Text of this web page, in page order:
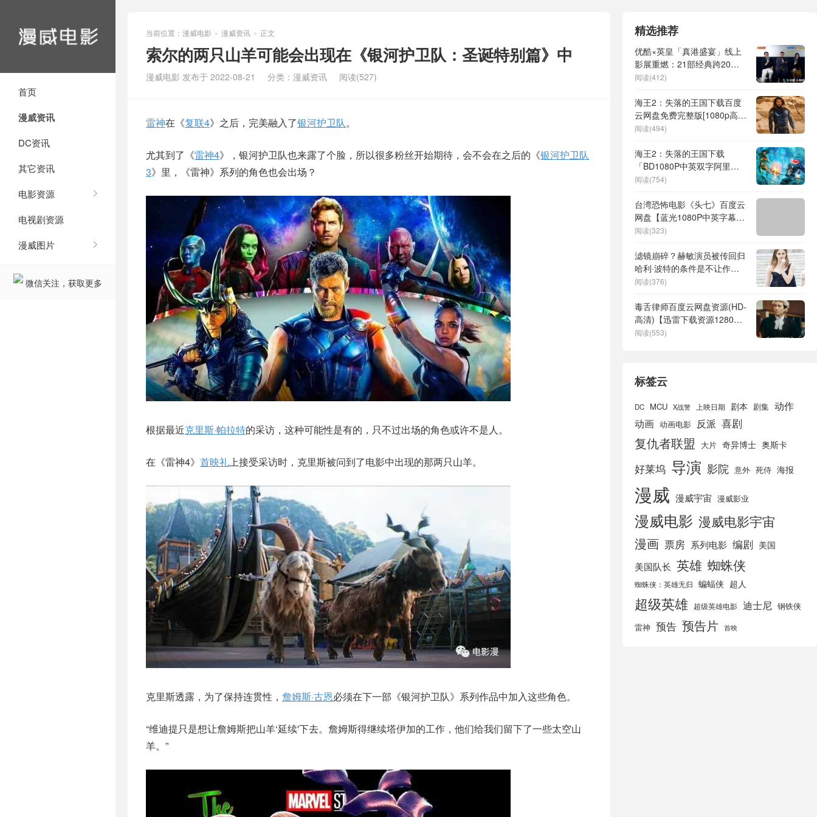
首页
漫威资讯
DC资讯
其它资讯
电影资源
电视剧资源
漫威图片
微信关注，获取更多
当前位置： 漫威电影 > 漫威资讯 > 正文
索尔的两只山羊可能会出现在《银河护卫队：圣诞特别篇》中
漫威电影 发布于 2022-08-21 分类： 漫威资讯 阅读(527)
雷神在《复联4》之后，完美融入了银河护卫队。
尤其到了《雷神4》，银河护卫队也来露了个脸，所以很多粉丝开始期待，会不会在之后的《银河护卫队
3》里，《雷神》系列的角色也会出场？
根据最近克里斯·帕拉特的采访，这种可能性是有的，只不过出场的角色或许不是人。
在《雷神4》 首映礼上接受采访时，克里斯被问到了电影中出现的那两只山羊。
克里斯透露，为了保持连贯性， 詹姆斯·古恩必须在下一部《银河护卫队》系列作品中加入这些角色。
“维迪提只是想让詹姆斯把山羊‘延续'下去。詹姆斯得继续塔伊加的工作，他们给我们留下了一些太空山
羊。”
精选推荐
优酷×英皇「真港盛宴」线上
影展重燃：21部经典跨20
年，陈茂贤《破界》沙龙解码
阅读(412)
海王2：失落的王国下载百度
云网盘免费完整版[1080p高清
HD中英字幕]阿里云盘
阅读(494)
海王2：失落的王国下载
「BD1080P中英双字阿里云
盘」无剪切版百度网盘
阅读(754)
台湾恐怖电影《头七》百度云
网盘【蓝光1080P中英字幕】
资源
阅读(323)
滤镜崩碎？赫敏演员被传回归
哈利·波特的条件是不让作者
参与！
阅读(376)
毒舌律师百度云网盘资源(HD-
高清)【迅雷下载资源1280P
高清】
阅读(553)
标签云
DC MCU X战警 上映日期 剧本 剧集 动作
动画 动画电影 反派 喜剧
复仇者联盟 大片 奇异博士 奥斯卡
好莱坞 导演 影院 意外 死侍 海报
漫威 漫威宇宙 漫威影业
漫威电影 漫威电影宇宙
漫画 票房 系列电影 编剧 美国
美国队长 英雄 蜘蛛侠
蜘蛛侠：英雄无归 蝙蝠侠 超人
超级英雄 超级英雄电影 迪士尼 钢铁侠
雷神 预告 预告片 首映